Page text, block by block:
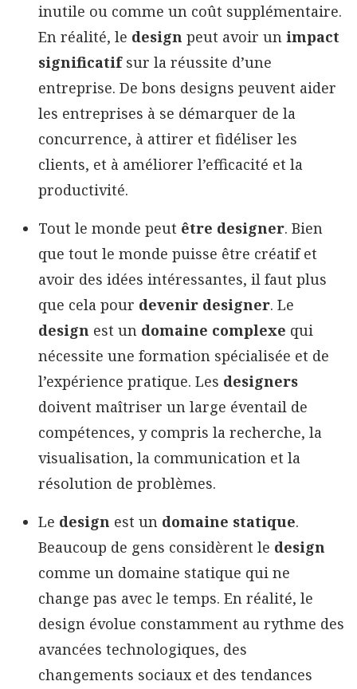
inutile ou comme un coût supplémentaire.
En réalité, le design peut avoir un impact
significatifsur la réussite d’une
entreprise. De bons designs peuvent aider
les entreprises à se démarquer de la
concurrence, à attirer et fidéliser les
clients, et à améliorer l’efficacité et la
productivité.
Tout le monde peut être designer. Bien
que tout le monde puisse être créatif et
avoir des idées intéressantes, il faut plus
que cela pour devenir designer. Le
design est un domaine complexe qui
nécessite une formation spécialisée et de
l’expérience pratique. Les designers
doivent maîtriser un large éventail de
compétences, y compris la recherche, la
visualisation, la communication et la
résolution de problèmes.
Le design est un domaine statique.
Beaucoup de gens considèrent le design
comme un domaine statique qui ne
change pas avec le temps. En réalité, le
design évolue constamment au rythme des
avancées technologiques, des
changements sociaux et des tendances